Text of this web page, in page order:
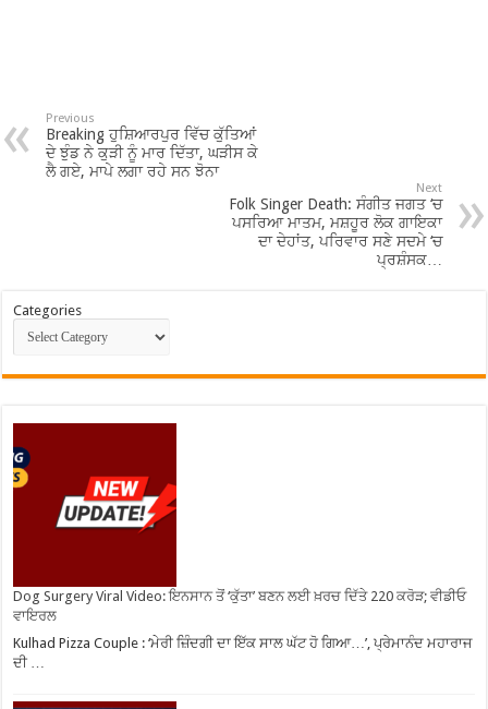
Previous
Breaking ਹੁਸ਼ਿਆਰਪੁਰ ਵਿੱਚ ਕੁੱਤਿਆਂ
ਦੇ ਝੁੰਡ ਨੇ ਕੁੜੀ ਨੂੰ ਮਾਰ ਦਿੱਤਾ, ਘੜੀਸ ਕੇ
ਲੈ ਗਏ, ਮਾਪੇ ਲਗਾ ਰਹੇ ਸਨ ਝੋਨਾ
Next
Folk Singer Death: ਸੰਗੀਤ ਜਗਤ ‘ਚ
ਪਸਰਿਆ ਮਾਤਮ, ਮਸ਼ਹੂਰ ਲੋਕ ਗਾਇਕਾ
ਦਾ ਦੇਹਾਂਤ, ਪਰਿਵਾਰ ਸਣੇ ਸਦਮੇ ‘ਚ
ਪ੍ਰਸ਼ੰਸਕ…
Categories
Dog Surgery Viral Video: ਇਨਸਾਨ ਤੋਂ ‘ਕੁੱਤਾ’ ਬਣਨ ਲਈ ਖ਼ਰਚ ਦਿੱਤੇ 220 ਕਰੋੜ; ਵੀਡੀਓ
ਵਾਇਰਲ
Kulhad Pizza Couple : ‘ਮੇਰੀ ਜ਼ਿੰਦਗੀ ਦਾ ਇੱਕ ਸਾਲ ਘੱਟ ਹੋ ਗਿਆ…’, ਪ੍ਰੇਮਾਨੰਦ ਮਹਾਰਾਜ
ਦੀ …